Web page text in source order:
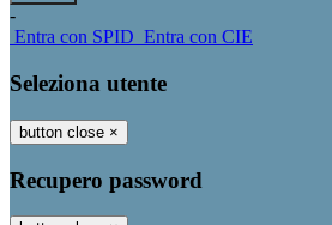
-
Entra con SPID Entra con CIE
Seleziona utente
button close ×
Recupero password